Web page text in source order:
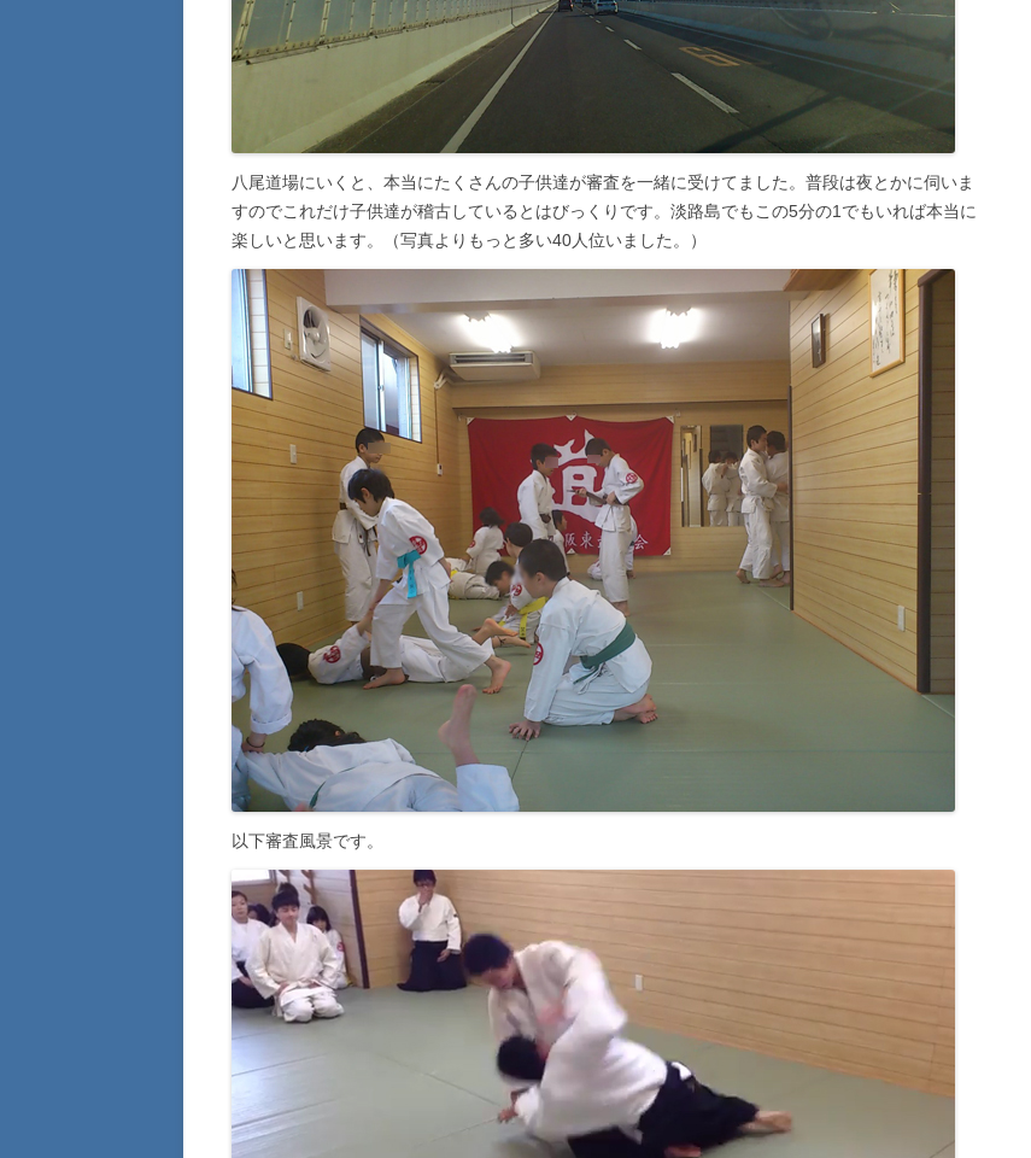
八尾道場にいくと、本当にたくさんの子供達が審査を一緒に受けてました。普段は夜とかに伺いま
すのでこれだけ子供達が稽古しているとはびっくりです。淡路島でもこの5分の1でもいれば本当に
楽しいと思います。（写真よりもっと多い40人位いました。）
以下審査風景です。